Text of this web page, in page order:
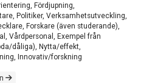
Fördjupning,
Politiker, Verksamhetsutveckling,
Forskare (även studerande),
Vårdpersonal, Exempel från
dåliga), Nytta/effekt,
Innovativ/forskning